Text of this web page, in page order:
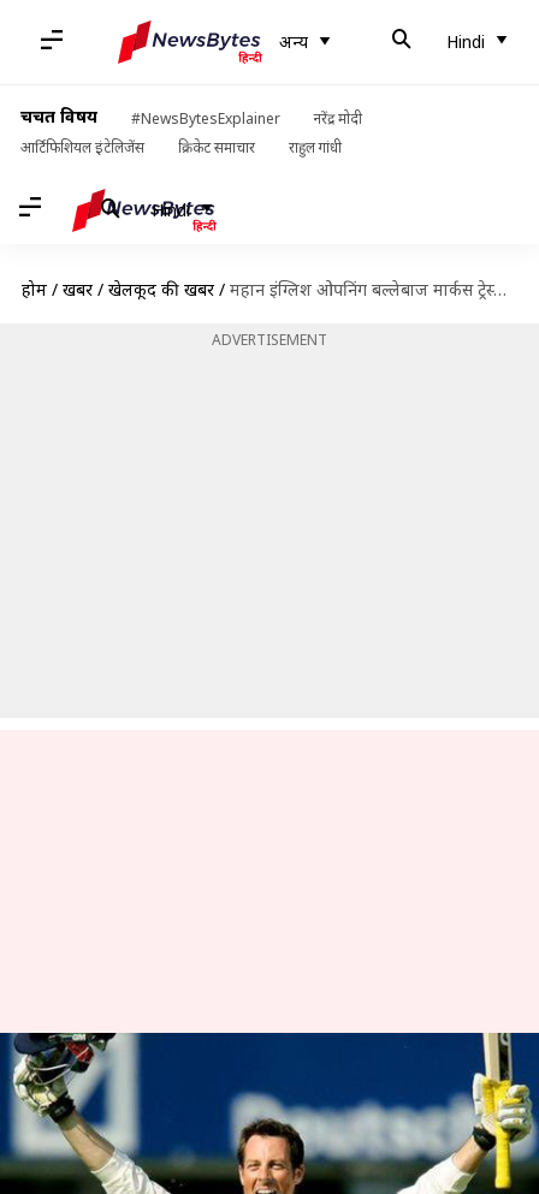
अन्य Hindi
चर्चित विषय #NewsBytesExplainer
नरेंद्र मोदी
आर्टिफिशियल इंटेलिजेंस
क्रिकेट समाचार राहुल गांधी
Hindi
होम / खबरें / खेलकूद की खबरें / महान इंग्लिश ओपनिंग बल्लेबाज मार्कस ट्रेस्कोथिक ने की क्रिकेट से संन्यास की घोषणा
ADVERTISEMENT
महान इंग्लिश ओपनिंग बल्लेबाज
मार्कस ट्रेस्कोथिक ने की क्रिकेट से
संन्यास की घोषणा
लेखन Neeraj Pandey Jun 28, 2019 04:40 pm